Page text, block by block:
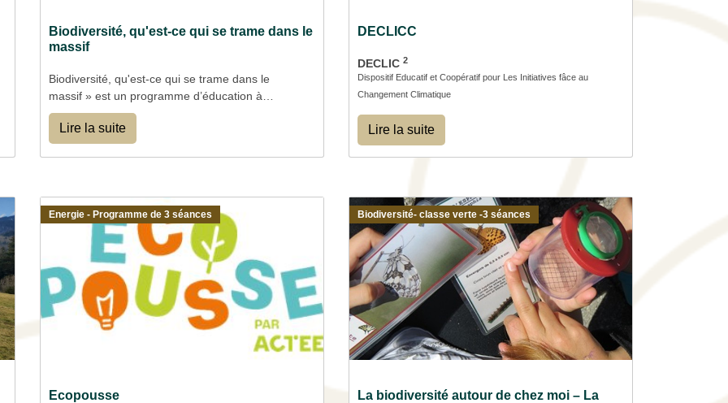
Biodiversité, qu'est-ce qui se trame dans le
massif
Biodiversité, qu'est-ce qui se trame dans le
massif » est un programme d’éducation à
l’environnement et de mobilisation à l’échelle
du Massif du Jura sur les départements du
Doubs et du Jura
Lire la suite
DECLICC
DECLIC 2
Dispositif Educatif et Coopératif pour Les Initiatives fâce au
Changement Climatique
Lire la suite
Ecopousse
Energie - Programme de 3 séances
La biodiversité autour de chez moi – La
Biodiversité- classe verte -3 séances